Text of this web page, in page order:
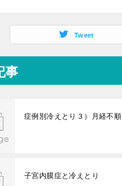
Tweet
事
症例別冷えとり３）月経不順
子宮内膜症と冷えとり